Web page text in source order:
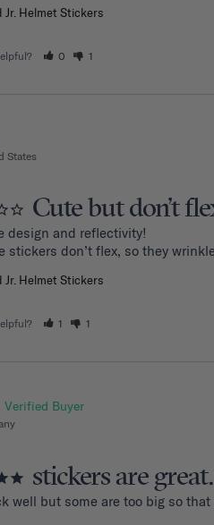
Jr. Helmet Stickers
0 1
States
Cute but don’t
design and reflectivity!
stickers don’t flex, so they
Jr. Helmet Stickers
1 1
stickers are great.
well but some are too big so